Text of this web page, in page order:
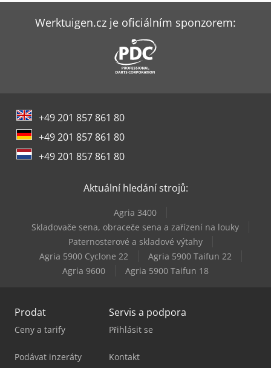
Genie Gs-4046 E-Drive
Genie Gs-4655 E-Drive
Genie Z-34/22 Ic
Genie Z-45/25J Bi-Energy
Genie Zx-135/70
Werktuigen.cz je oficiálním sponzorem:
+49 201 857 861 80
+49 201 857 861 80
+49 201 857 861 80
Aktuální hledání strojů:
Agria 3400
Skladovače sena, obraceče sena a zařízení na louky
Paternosterové a skladové výtahy
Agria 5900 Cyclone 22
Agria 5900 Taifun 22
Agria 9600
Agria 5900 Taifun 18
Prodat
Ceny a tarify
Podávat inzeráty
Servis a podpora
Přihlásit se
Kontakt